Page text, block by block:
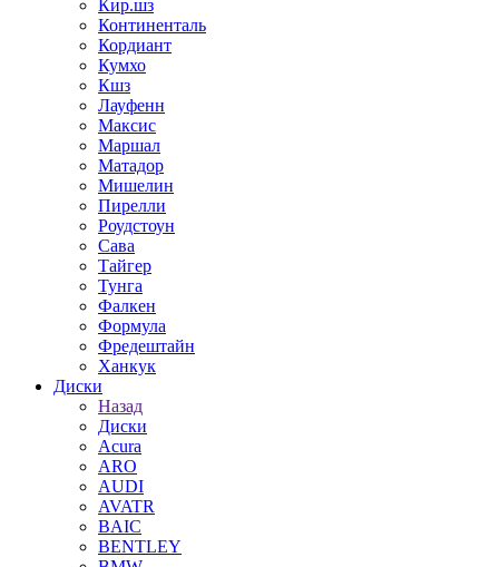
Кир.шз
Континенталь
Кордиант
Кумхо
Кшз
Лауфенн
Максис
Маршал
Матадор
Мишелин
Пирелли
Роудстоун
Сава
Тайгер
Тунга
Фалкен
Формула
Фредештайн
Ханкук
Диски
Назад
Диски
Acura
ARO
AUDI
AVATR
BAIC
BENTLEY